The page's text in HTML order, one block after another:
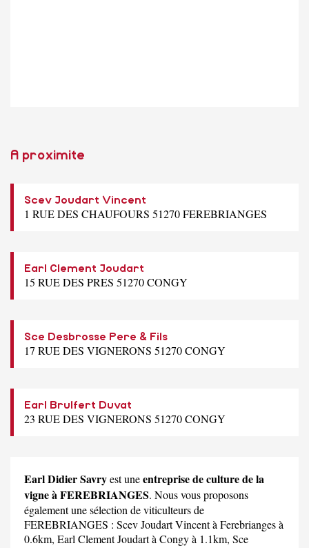
A proximite
Scev Joudart Vincent
1 RUE DES CHAUFOURS 51270 FEREBRIANGES
Earl Clement Joudart
15 RUE DES PRES 51270 CONGY
Sce Desbrosse Pere & Fils
17 RUE DES VIGNERONS 51270 CONGY
Earl Brulfert Duvat
23 RUE DES VIGNERONS 51270 CONGY
Earl Didier Savryest uneentreprise de culture de la
vigne à FEREBRIANGES. Nous vous proposons
également une sélection de viticulteurs de
FEREBRIANGES : Scev Joudart Vincentà Ferebrianges à
0.6km, Earl Clement Joudartà Congy à 1.1km, Sce